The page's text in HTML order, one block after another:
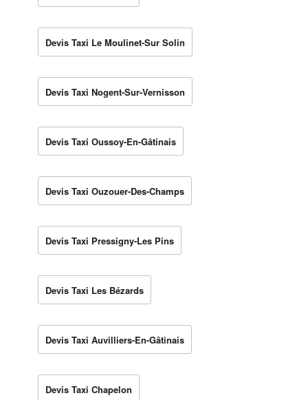
Devis Taxi Le Moulinet-Sur Solin
Devis Taxi Nogent-Sur-Vernisson
Devis Taxi Oussoy-En-Gâtinais
Devis Taxi Ouzouer-Des-Champs
Devis Taxi Pressigny-Les Pins
Devis Taxi Les Bézards
Devis Taxi Auvilliers-En-Gâtinais
Devis Taxi Chapelon